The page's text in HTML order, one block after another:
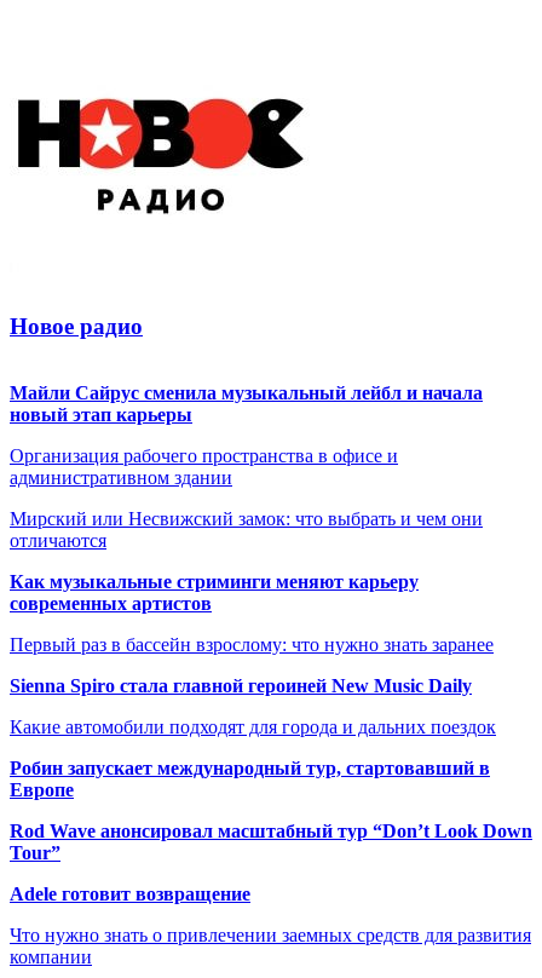
Новое радио
Майли Сайрус сменила музыкальный лейбл и начала
новый этап карьеры
Организация рабочего пространства в офисе и
административном здании
Мирский или Несвижский замок: что выбрать и чем они
отличаются
Как музыкальные стриминги меняют карьеру
современных артистов
Первый раз в бассейн взрослому: что нужно знать заранее
Sienna Spiro стала главной героиней New Music Daily
Какие автомобили подходят для города и дальних поездок
Робин запускает международный тур, стартовавший в
Европе
Rod Wave анонсировал масштабный тур “Don’t Look Down
Tour”
Adele готовит возвращение
Что нужно знать о привлечении заемных средств для развития
компании